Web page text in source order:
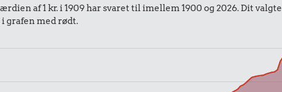
0,09 kr.
af 1 kr. i 1909 har svaret til imellem 1900 og 2026. Dit valgte
grafen med rødt.